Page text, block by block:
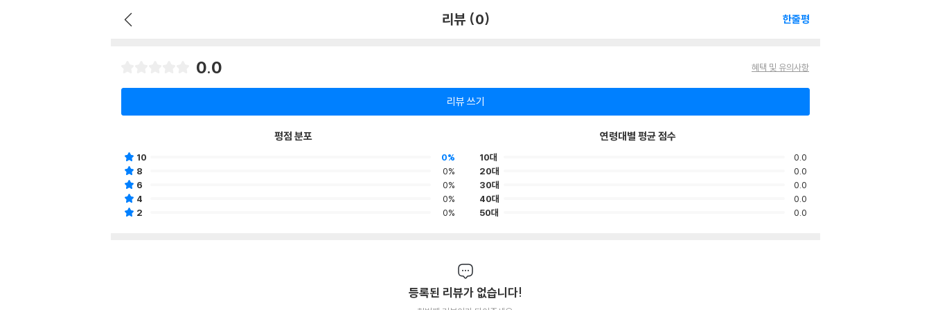
리뷰 (0) 한줄평
0.0 혜택 및 유의사항
리뷰 쓰기
평점 분포
10
0%
8
0%
6
0%
4
0%
2
0%
연령대별 평균 점수
10대
0.0
20대
0.0
30대
0.0
40대
0.0
50대
0.0
등록된 리뷰가 없습니다!